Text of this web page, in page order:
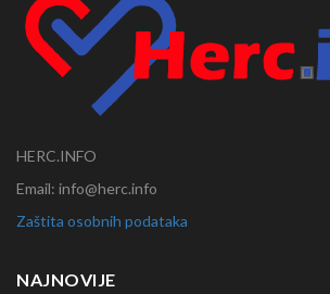
HERC.INFO
Email: info@herc.info
Zaštita osobnih podataka
NAJNOVIJE